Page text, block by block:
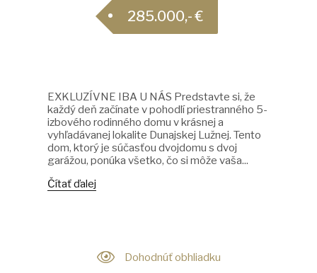
285.000,- €
EXKLUZÍVNE IBA U NÁS Predstavte si, že
každý deň začínate v pohodlí priestranného 5-
izbového rodinného domu v krásnej a
vyhľadávanej lokalite Dunajskej Lužnej. Tento
dom, ktorý je súčasťou dvojdomu s dvoj
garážou, ponúka všetko, čo si môže vaša...
Čítať ďalej
Dohodnúť obhliadku